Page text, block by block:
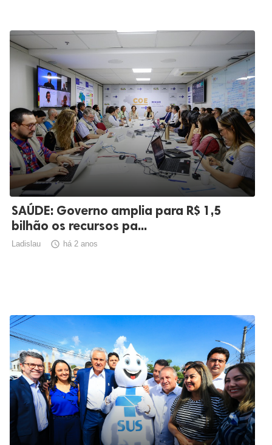
SAÚDE: Governo amplia para R$ 1,5
bilhão os recursos pa...
Ladislau  há 2 anos